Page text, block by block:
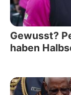
Gewusst?
haben